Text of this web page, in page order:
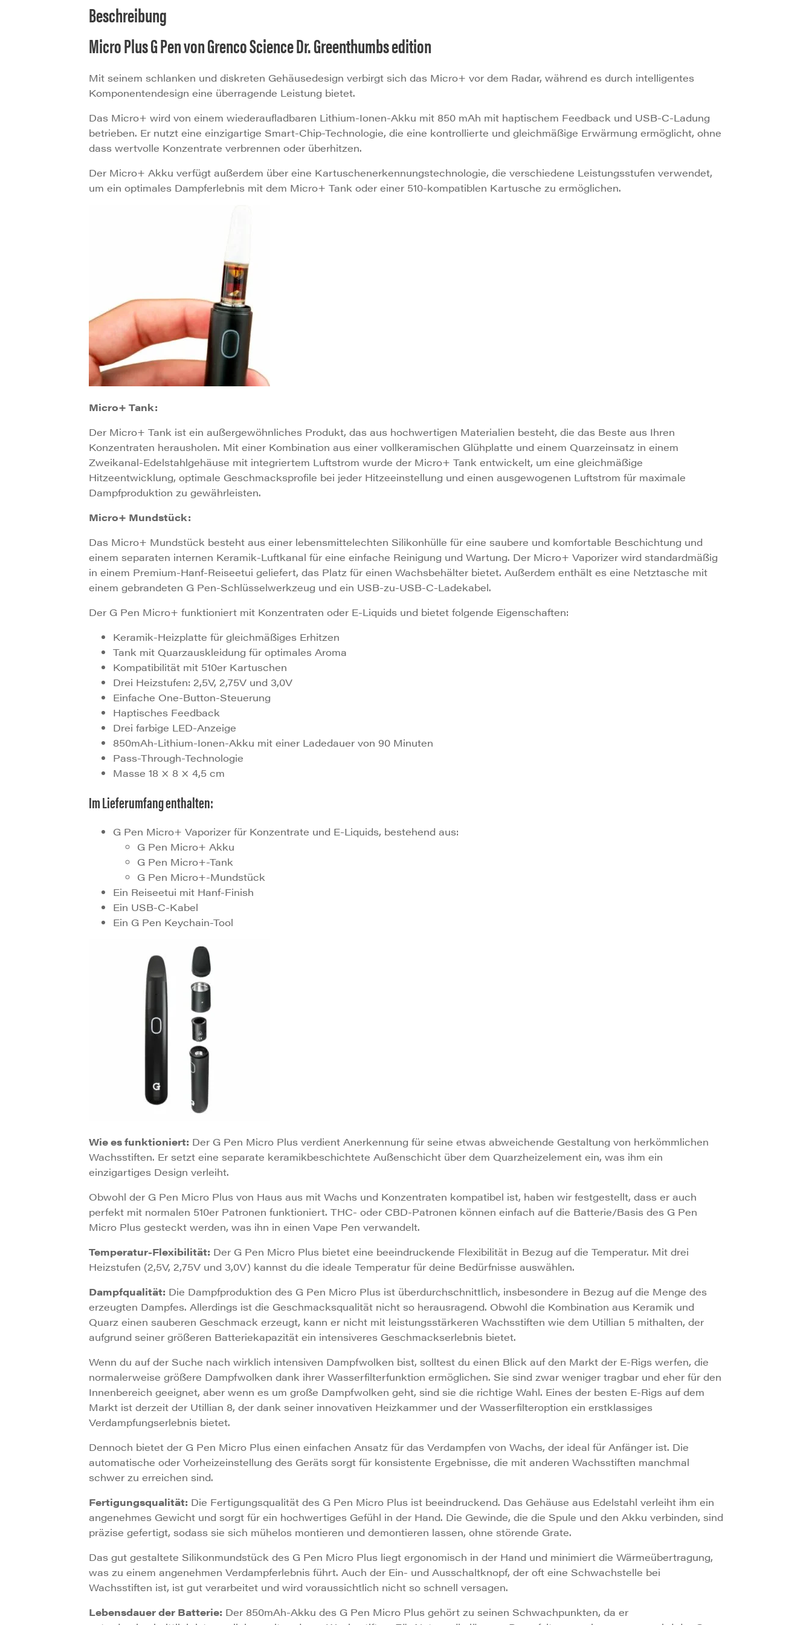
Beschreibung
Micro Plus G Pen von Grenco Science Dr. Greenthumbs edition
Mit seinem schlanken und diskreten Gehäusedesign verbirgt sich das Micro+ vor dem Radar, während es durch intelligentes
Komponentendesign eine überragende Leistung bietet.
Das Micro+ wird von einem wiederaufladbaren Lithium-Ionen-Akku mit 850 mAh mit haptischem Feedback und USB-C-Ladung
betrieben. Er nutzt eine einzigartige Smart-Chip-Technologie, die eine kontrollierte und gleichmäßige Erwärmung ermöglicht, ohne
dass wertvolle Konzentrate verbrennen oder überhitzen.
Der Micro+ Akku verfügt außerdem über eine Kartuschenerkennungstechnologie, die verschiedene Leistungsstufen verwendet,
um ein optimales Dampferlebnis mit dem Micro+ Tank oder einer 510-kompatiblen Kartusche zu ermöglichen.
Micro+ Tank:
Der Micro+ Tank ist ein außergewöhnliches Produkt, das aus hochwertigen Materialien besteht, die das Beste aus Ihren
Konzentraten herausholen. Mit einer Kombination aus einer vollkeramischen Glühplatte und einem Quarzeinsatz in einem
Zweikanal-Edelstahlgehäuse mit integriertem Luftstrom wurde der Micro+ Tank entwickelt, um eine gleichmäßige
Hitzeentwicklung, optimale Geschmacksprofile bei jeder Hitzeeinstellung und einen ausgewogenen Luftstrom für maximale
Dampfproduktion zu gewährleisten.
Micro+ Mundstück:
Das Micro+ Mundstück besteht aus einer lebensmittelechten Silikonhülle für eine saubere und komfortable Beschichtung und
einem separaten internen Keramik-Luftkanal für eine einfache Reinigung und Wartung. Der Micro+ Vaporizer wird standardmäßig
in einem Premium-Hanf-Reiseetui geliefert, das Platz für einen Wachsbehälter bietet. Außerdem enthält es eine Netztasche mit
einem gebrandeten G Pen-Schlüsselwerkzeug und ein USB-zu-USB-C-Ladekabel.
Der G Pen Micro+ funktioniert mit Konzentraten oder E-Liquids und bietet folgende Eigenschaften:
Keramik-Heizplatte für gleichmäßiges Erhitzen
Tank mit Quarzauskleidung für optimales Aroma
Kompatibilität mit 510er Kartuschen
Drei Heizstufen: 2,5V, 2,75V und 3,0V
Einfache One-Button-Steuerung
Haptisches Feedback
Drei farbige LED-Anzeige
850mAh-Lithium-Ionen-Akku mit einer Ladedauer von 90 Minuten
Pass-Through-Technologie
Masse 18 × 8 × 4,5 cm
Im Lieferumfang enthalten:
G Pen Micro+ Vaporizer für Konzentrate und E-Liquids, bestehend aus:
G Pen Micro+ Akku
G Pen Micro+-Tank
G Pen Micro+-Mundstück
Ein Reiseetui mit Hanf-Finish
Ein USB-C-Kabel
Ein G Pen Keychain-Tool
Wie es funktioniert: Der G Pen Micro Plus verdient Anerkennung für seine etwas abweichende Gestaltung von herkömmlichen
Wachsstiften. Er setzt eine separate keramikbeschichtete Außenschicht über dem Quarzheizelement ein, was ihm ein
einzigartiges Design verleiht.
Obwohl der G Pen Micro Plus von Haus aus mit Wachs und Konzentraten kompatibel ist, haben wir festgestellt, dass er auch
perfekt mit normalen 510er Patronen funktioniert. THC- oder CBD-Patronen können einfach auf die Batterie/Basis des G Pen
Micro Plus gesteckt werden, was ihn in einen Vape Pen verwandelt.
Temperatur-Flexibilität: Der G Pen Micro Plus bietet eine beeindruckende Flexibilität in Bezug auf die Temperatur. Mit drei
Heizstufen (2,5V, 2,75V und 3,0V) kannst du die ideale Temperatur für deine Bedürfnisse auswählen.
Dampfqualität: Die Dampfproduktion des G Pen Micro Plus ist überdurchschnittlich, insbesondere in Bezug auf die Menge des
erzeugten Dampfes. Allerdings ist die Geschmacksqualität nicht so herausragend. Obwohl die Kombination aus Keramik und
Quarz einen sauberen Geschmack erzeugt, kann er nicht mit leistungsstärkeren Wachsstiften wie dem Utillian 5 mithalten, der
aufgrund seiner größeren Batteriekapazität ein intensiveres Geschmackserlebnis bietet.
Wenn du auf der Suche nach wirklich intensiven Dampfwolken bist, solltest du einen Blick auf den Markt der E-Rigs werfen, die
normalerweise größere Dampfwolken dank ihrer Wasserfilterfunktion ermöglichen. Sie sind zwar weniger tragbar und eher für den
Innenbereich geeignet, aber wenn es um große Dampfwolken geht, sind sie die richtige Wahl. Eines der besten E-Rigs auf dem
Markt ist derzeit der Utillian 8, der dank seiner innovativen Heizkammer und der Wasserfilteroption ein erstklassiges
Verdampfungserlebnis bietet.
Dennoch bietet der G Pen Micro Plus einen einfachen Ansatz für das Verdampfen von Wachs, der ideal für Anfänger ist. Die
automatische oder Vorheizeinstellung des Geräts sorgt für konsistente Ergebnisse, die mit anderen Wachsstiften manchmal
schwer zu erreichen sind.
Fertigungsqualität: Die Fertigungsqualität des G Pen Micro Plus ist beeindruckend. Das Gehäuse aus Edelstahl verleiht ihm ein
angenehmes Gewicht und sorgt für ein hochwertiges Gefühl in der Hand. Die Gewinde, die die Spule und den Akku verbinden, sind
präzise gefertigt, sodass sie sich mühelos montieren und demontieren lassen, ohne störende Grate.
Das gut gestaltete Silikonmundstück des G Pen Micro Plus liegt ergonomisch in der Hand und minimiert die Wärmeübertragung,
was zu einem angenehmen Verdampferlebnis führt. Auch der Ein- und Ausschaltknopf, der oft eine Schwachstelle bei
Wachsstiften ist, ist gut verarbeitet und wird voraussichtlich nicht so schnell versagen.
Lebensdauer der Batterie: Der 850mAh-Akku des G Pen Micro Plus gehört zu seinen Schwachpunkten, da er